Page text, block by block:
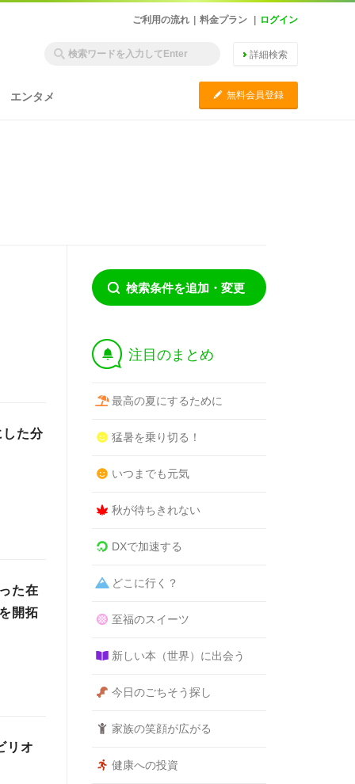
ご利用の流れ 料金プラン ログイン
詳細検索
エンタメ C 無料会員登録
した分
た在
開拓
リオ
検索条件を追加・変更
† 注目のまとめ
最高の夏にするために
猛暑を乗り切る！
いつまでも元気
秋が待ちきれない
DXで加速する
どこに行く？
至福のスイーツ
新しい本（世界）に出会う
今日のごちそう探し
家族の笑顔が広がる
健康への投資